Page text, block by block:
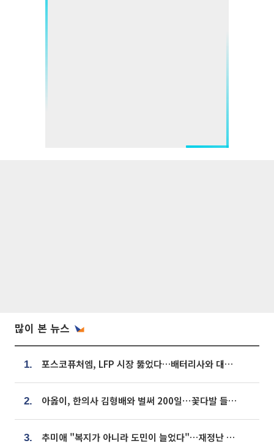
많이 본 뉴스
1. 포스코퓨처엠, LFP 시장 뚫었다…배터리사와 대규모 장기 공급 합의
2. 아옳이, 한의사 김형배와 벌써 200일⋯꽃다발 들고 "프러포즈 아냐"
3. 추미애 "복지가 아니라 도민이 늘었다"…재정난 책임론 정면돌파